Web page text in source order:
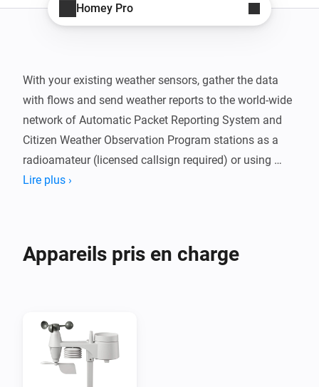
Homey Pro
With your existing weather sensors, gather the data
with flows and send weather reports to the world-wide
network of Automatic Packet Reporting System and
Citizen Weather Observation Program stations as a
radioamateur (licensed callsign required) or using
Citizen Weather Observation Program (CWOP free
weather station's geolocation and published to the
Lire plus ›
Appareils pris en charge